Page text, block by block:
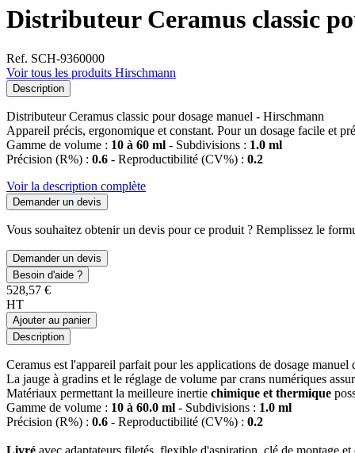
Distributeur Ceramus classic
Ref. SCH-9360000
Voir tous les produits Hirschmann
Description
Distributeur Ceramus classic pour dosage manuel - Hirschmann
Appareil précis, ergonomique et constant. Pour un dosage facile et
Gamme de volume : 10 à 60 ml - Subdivisions : 1.0 ml
Précision (R%) : 0.6 - Reproductibilité (CV%) : 0.2
Voir la description complète
Demander un devis
Vous souhaitez obtenir un devis pour ce produit ? Remplissez le
Demander un devis
Besoin d'aide ?
528,57 €
HT
Ajouter au panier
Description
Ceramus est l'appareil parfait pour les applications de dosage
La jauge à gradins et le réglage de volume par crans numériques
Matériaux permettant la meilleure inertie chimique et thermique
Gamme de volume : 10 à 60.0 ml - Subdivisions : 1.0 ml
Précision (R%) : 0.6 - Reproductibilité (CV%) : 0.2
Livré avec adaptateurs filetés, flexible d'aspiration, clé de montage